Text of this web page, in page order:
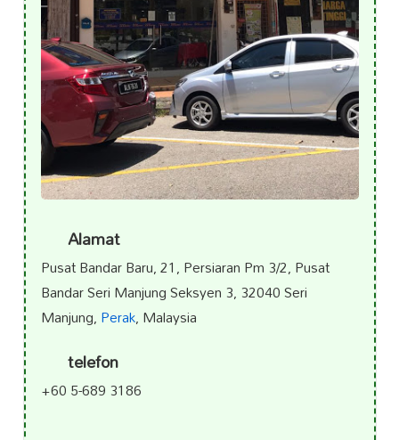
Alamat
Pusat Bandar Baru, 21, Persiaran Pm 3/2, Pusat
Bandar Seri Manjung Seksyen 3, 32040 Seri
Manjung,Perak, Malaysia
telefon
+60 5-689 3186